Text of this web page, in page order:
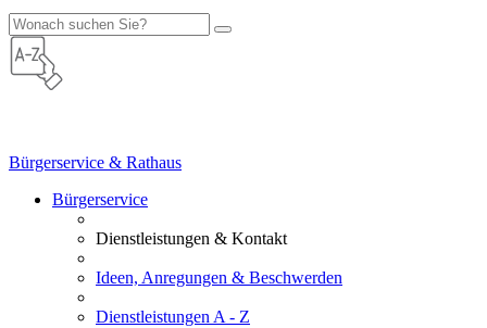
Bürgerservice & Rathaus
Bürgerservice
Dienstleistungen & Kontakt
Ideen, Anregungen & Beschwerden
Dienstleistungen A - Z